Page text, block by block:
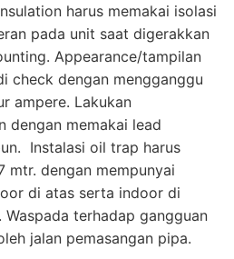
harus memakai isolasi
pada unit saat digerakkan
Appearance/tampilan
check dengan mengganggu
ampere. Lakukan
dengan memakai lead
Instalasi oil trap harus
mtr. dengan mempunyai
di atas serta indoor di
terhadap gangguan
jalan pemasangan pipa.